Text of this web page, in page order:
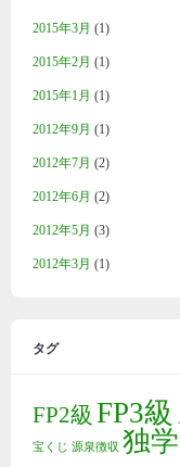
2015年3月 (1)
2015年2月 (1)
2015年1月 (1)
2012年9月 (1)
2012年7月 (2)
2012年6月 (2)
2012年5月 (3)
2012年3月 (1)
タグ
FP2級 FP3級
宝くじ 源泉徴収 独学